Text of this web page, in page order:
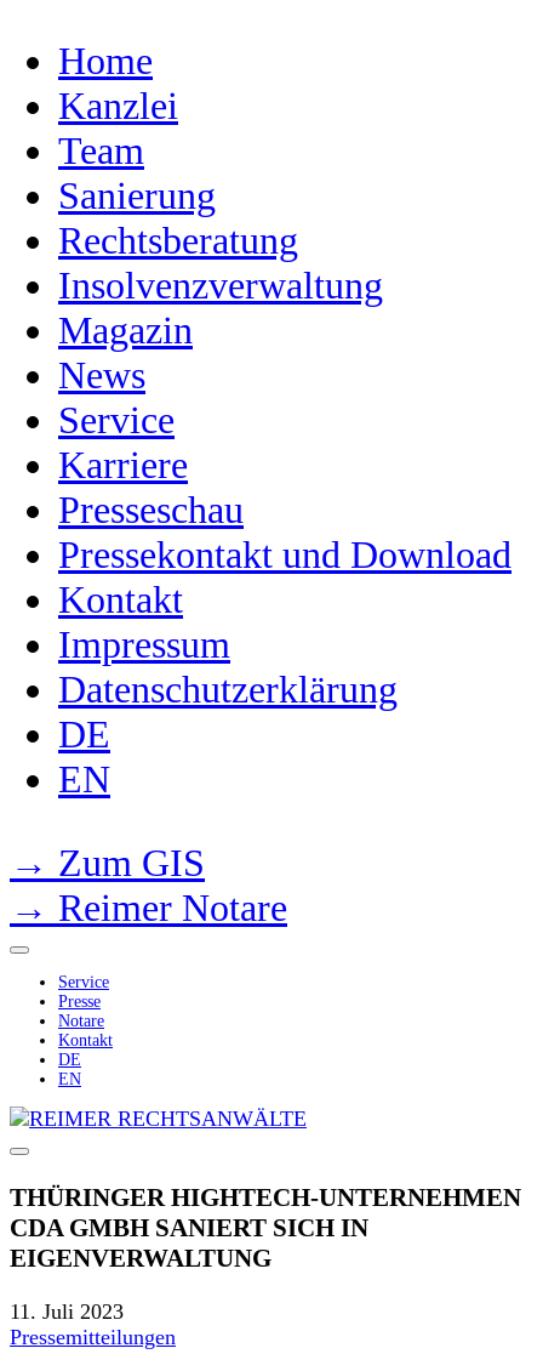
Home
Kanzlei
Team
Sanierung
Rechtsberatung
Insolvenzverwaltung
Magazin
News
Service
Karriere
Presseschau
Pressekontakt und Download
Kontakt
Impressum
Datenschutzerklärung
DE
EN
→ Zum GIS
→ Reimer Notare
Service
Presse
Notare
Kontakt
DE
EN
THÜRINGER HIGHTECH-UNTERNEHMEN
CDA GMBH SANIERT SICH IN
EIGENVERWALTUNG
11. Juli 2023
Pressemitteilungen